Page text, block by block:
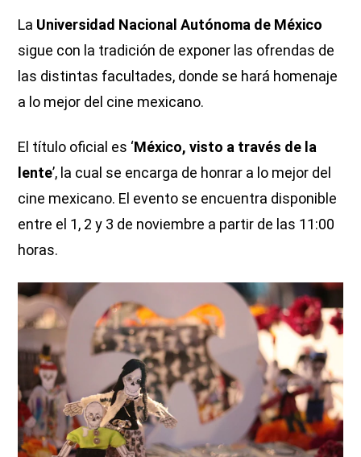
La Universidad Nacional Autónoma de México
sigue con la tradición de exponer las ofrendas de
las distintas facultades, donde se hará homenaje
a lo mejor del cine mexicano.
El título oficial es ‘México, visto a través de la
lente’, la cual se encarga de honrar a lo mejor del
cine mexicano. El evento se encuentra disponible
entre el 1, 2 y 3 de noviembre a partir de las 11:00
horas.